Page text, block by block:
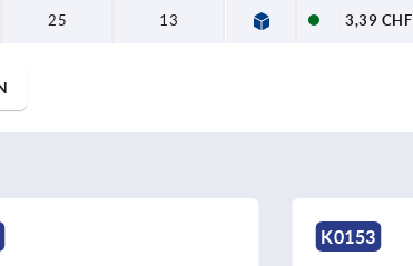
25 13 3,39 CHF
K0153